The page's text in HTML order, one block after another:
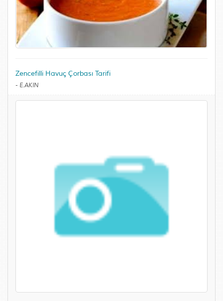
Zencefilli Havuç Çorbası Tarifi
- E.AKIN